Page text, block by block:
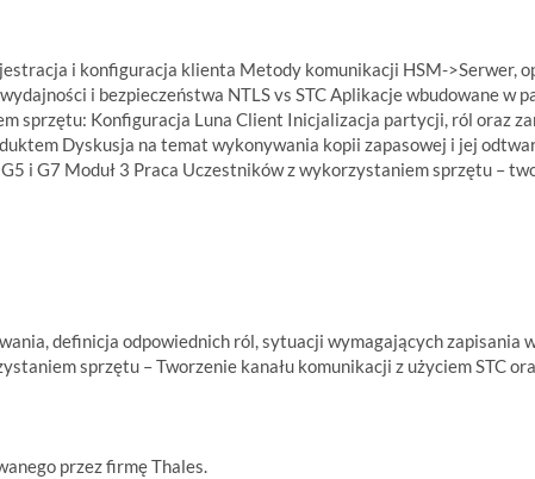
i konfiguracja klienta Metody komunikacji HSM->Serwer,
i bezpieczeństwa NTLS vs STC Aplikacje wbudowane w
sprzętu: Konfiguracja Luna Client Inicjalizacja partycji, ról oraz
Dyskusja na temat wykonywania kopii zapasowej i jej
i G7 Moduł 3 Praca Uczestników z wykorzystaniem sprzętu –
definicja odpowiednich ról, sytuacji wymagających zapisania
sprzętu – Tworzenie kanału komunikacji z użyciem STC
przez firmę Thales.